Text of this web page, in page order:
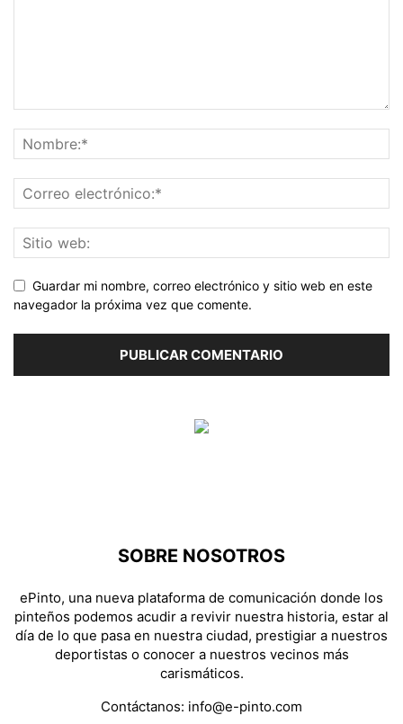
Guardar mi nombre, correo electrónico y sitio web en este
navegador la próxima vez que comente.
SOBRE NOSOTROS
ePinto, una nueva plataforma de comunicación donde los
pinteños podemos acudir a revivir nuestra historia, estar al
día de lo que pasa en nuestra ciudad, prestigiar a nuestros
deportistas o conocer a nuestros vecinos más
carismáticos.
Contáctanos: info@e-pinto.com